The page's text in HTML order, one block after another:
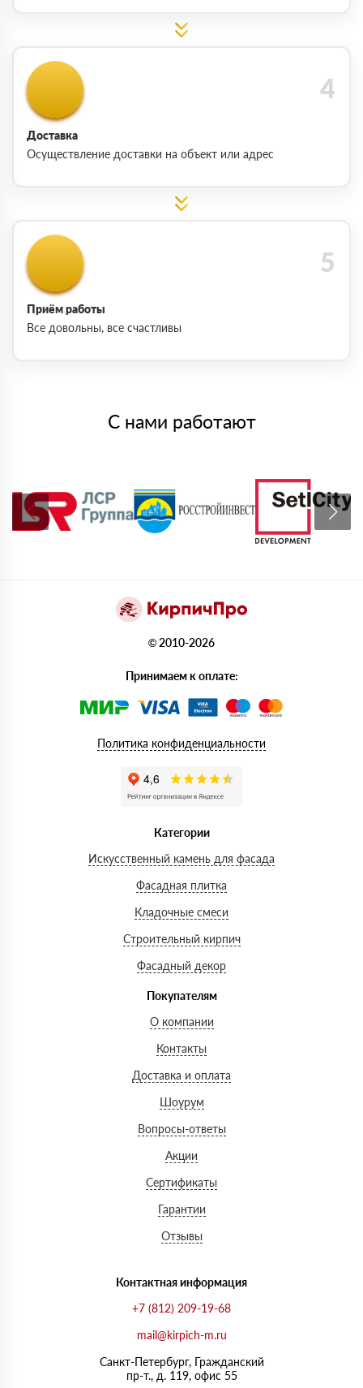
Доставка
Осуществление доставки на объект или адрес
Приём работы
Все довольны, все счастливы
С нами работают
© 2010-2026
Принимаем к оплате:
Политика конфиденциальности
Категории
Искусственный камень для фасада
Фасадная плитка
Кладочные смеси
Строительный кирпич
Фасадный декор
Покупателям
О компании
Контакты
Доставка и оплата
Шоурум
Вопросы-ответы
Акции
Сертификаты
Гарантии
Отзывы
Контактная информация
+7 (812) 209-19-68
mail@kirpich-m.ru
Санкт-Петербург, Граждaнский
пр-т., д. 119, офис 55